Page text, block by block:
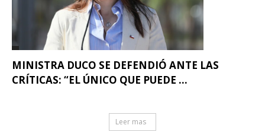
MINISTRA DUCO SE DEFENDIÓ ANTE LAS
CRÍTICAS: “EL ÚNICO QUE PUEDE ...
Leer mas